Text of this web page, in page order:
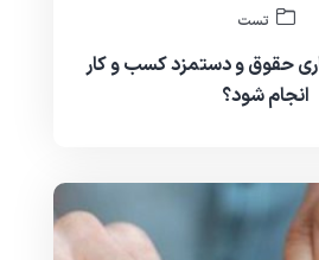
تست
حقوق و دستمزد کسب و کار
انجام شود؟